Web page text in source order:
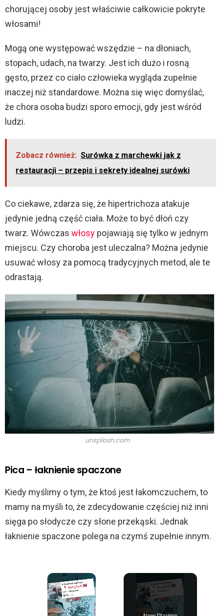
chorującej osoby jest właściwie całkowicie pokryte
włosami!
Mogą one występować wszędzie – na dłoniach,
stopach, udach, na twarzy. Jest ich dużo i rosną
gęsto, przez co ciało człowieka wygląda zupełnie
inaczej niż standardowe. Można się więc domyślać,
że chora osoba budzi sporo emocji, gdy jest wśród
ludzi.
Zobacz również: Surówka z marchewki jak z
restauracji – przepis i sekrety idealnej surówki
Co ciekawe, zdarza się, że hipertrichoza atakuje
jedynie jedną część ciała. Może to być dłoń czy
twarz. Wówczas włosy pojawiają się tylko w jednym
miejscu. Czy choroba jest uleczalna? Można jedynie
usuwać włosy za pomocą tradycyjnych metod, ale te
odrastają.
unsplash.com
Pica – łaknienie spaczone
Kiedy myślimy o tym, że ktoś jest łakomczuchem, to
mamy na myśli to, że zdecydowanie częściej niż inni
sięga po słodycze czy słone przekąski. Jednak
łaknienie spaczone polega na czymś zupełnie innym.
×